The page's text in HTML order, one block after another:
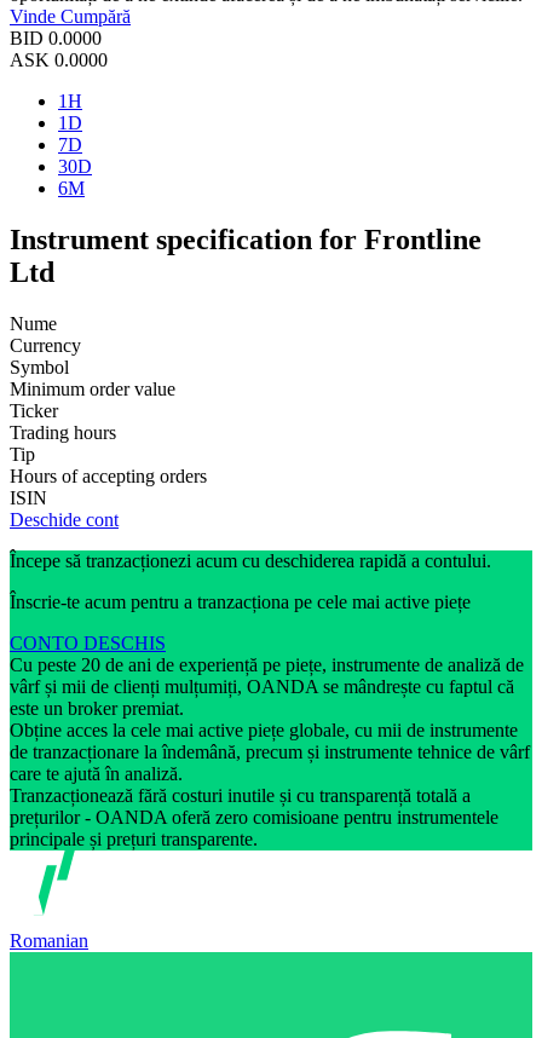
Vinde Cumpără
BID 0.0000
ASK 0.0000
1H
1D
7D
30D
6M
Instrument specification for Frontline
Ltd
Nume
Currency
Symbol
Minimum order value
Ticker
Trading hours
Tip
Hours of accepting orders
ISIN
Deschide cont
Începe să tranzacționezi acum cu deschiderea rapidă a contului.
Înscrie-te acum pentru a tranzacționa pe cele mai active piețe
CONTO DESCHIS
Cu peste 20 de ani de experiență pe piețe, instrumente de analiză de
vârf și mii de clienți mulțumiți, OANDA se mândrește cu faptul că
este un broker premiat.
Obține acces la cele mai active piețe globale, cu mii de instrumente
de tranzacționare la îndemână, precum și instrumente tehnice de vârf
care te ajută în analiză.
Tranzacționează fără costuri inutile și cu transparență totală a
prețurilor - OANDA oferă zero comisioane pentru instrumentele
principale și prețuri transparente.
Romanian